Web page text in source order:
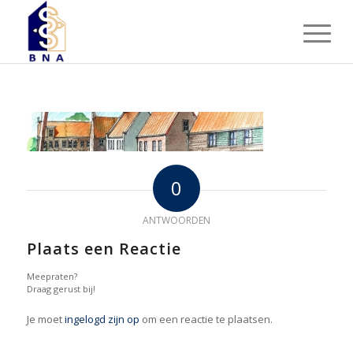
0
ANTWOORDEN
Plaats een Reactie
Meepraten?
Draag gerust bij!
Je moetingelogd zijn op om een reactie te plaatsen.